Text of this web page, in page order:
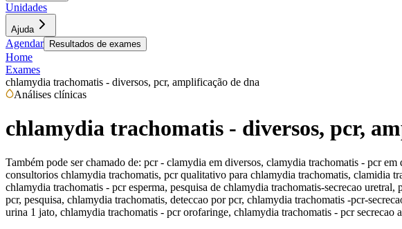
Unidades
Ajuda
Agendar Resultados de exames
Home
Exames
chlamydia trachomatis - diversos, pcr, amplificação de dna
Análises clínicas
chlamydia trachomatis - diversos, pcr,
Também pode ser chamado de: pcr - clamydia em diversos, clamydia trachomatis - pcr
consultorios chlamydia trachomatis, pcr qualitativo para chlamydia trachomatis, clamidia
chlamydia trachomatis - pcr esperma, pesquisa de chlamydia trachomatis-secrecao
pcr, pesquisa, chlamydia trachomatis, deteccao por pcr, chlamydia trachomatis -pcr-
urina 1 jato, chlamydia trachomatis - pcr orofaringe, chlamydia trachomatis - pcr